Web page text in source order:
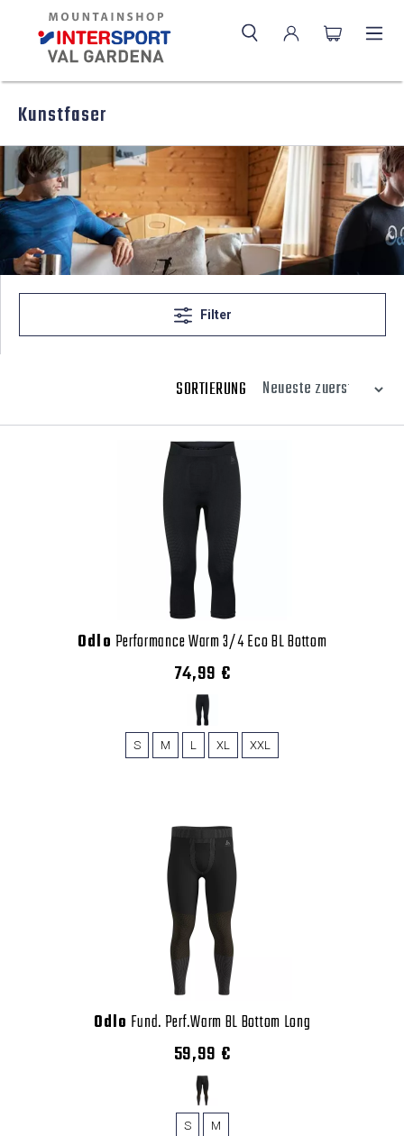
Kunstfaser
Filter
SORTIERUNG
Odlo Performance Warm 3/4 Eco BL Bottom
74,99 €
S M L XL XXL
Odlo Fund. Perf.Warm BL Bottom Long
59,99 €
S M